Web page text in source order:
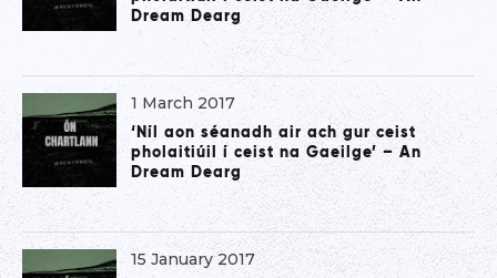
Dream Dearg
1 March 2017
‘Níl aon séanadh air ach gur ceist
pholaitiúil í ceist na Gaeilge’ – An
Dream Dearg
15 January 2017